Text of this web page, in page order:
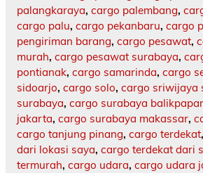
palangkaraya, cargo palembang,
cargo palu, cargo pekanbaru, cargo
pengiriman barang, cargo pesawat,
murah, cargo pesawat surabaya,
pontianak, cargo samarinda, cargo
sidoarjo, cargo solo, cargo sriwijaya
surabaya, cargo surabaya
jakarta, cargo surabaya makassar,
cargo tanjung pinang, cargo terdekat,
dari lokasi saya, cargo terdekat dari
termurah, cargo udara, cargo udara